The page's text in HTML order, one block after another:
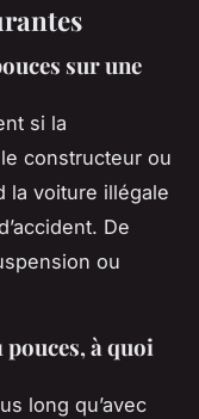
sur une
si la
constructeur ou
la voiture illégale
De
ou
pouces, à quoi
long qu’avec